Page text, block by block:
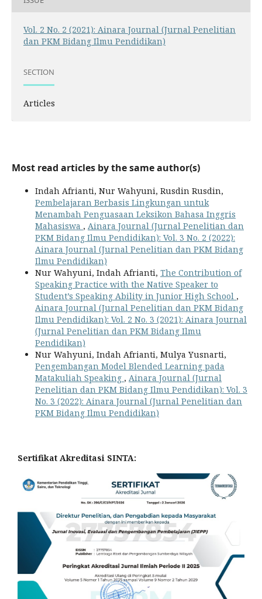
Vol. 2 No. 2 (2021): Ainara Journal (Jurnal Penelitian
dan PKM Bidang Ilmu Pendidikan)
SECTION
Articles
Most read articles by the same author(s)
Indah Afrianti, Nur Wahyuni, Rusdin Rusdin,
Pembelajaran Berbasis Lingkungan untuk
Menambah Penguasaan Leksikon Bahasa Inggris
Mahasiswa , Ainara Journal (Jurnal Penelitian dan
PKM Bidang Ilmu Pendidikan): Vol. 3 No. 2 (2022):
Ainara Journal (Jurnal Penelitian dan PKM Bidang
Ilmu Pendidikan)
Nur Wahyuni, Indah Afrianti, The Contribution of
Speaking Practice with the Native Speaker to
Student’s Speaking Ability in Junior High School ,
Ainara Journal (Jurnal Penelitian dan PKM Bidang
Ilmu Pendidikan): Vol. 2 No. 3 (2021): Ainara Journal
(Jurnal Penelitian dan PKM Bidang Ilmu
Pendidikan)
Nur Wahyuni, Indah Afrianti, Mulya Yusnarti,
Pengembangan Model Blended Learning pada
Matakuliah Speaking , Ainara Journal (Jurnal
Penelitian dan PKM Bidang Ilmu Pendidikan): Vol. 3
No. 3 (2022): Ainara Journal (Jurnal Penelitian dan
PKM Bidang Ilmu Pendidikan)
Sertifikat Akreditasi SINTA: